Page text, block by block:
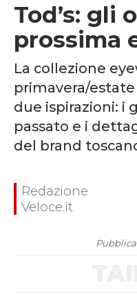
Tod’s: gli
prossima
La collezione
primavera/
due ispirazioni: i
passato e i
del brand
Redazione
Veloce.it